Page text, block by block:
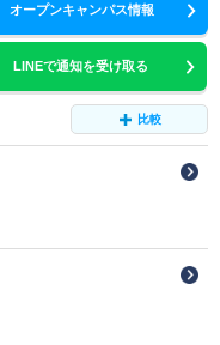
オープンキャンパス情報
LINEで通知を受け取る
比較